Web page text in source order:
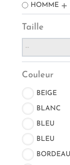
HOMME
Taille
Couleur
BEIGE
BLANC
BLEU
BLEU